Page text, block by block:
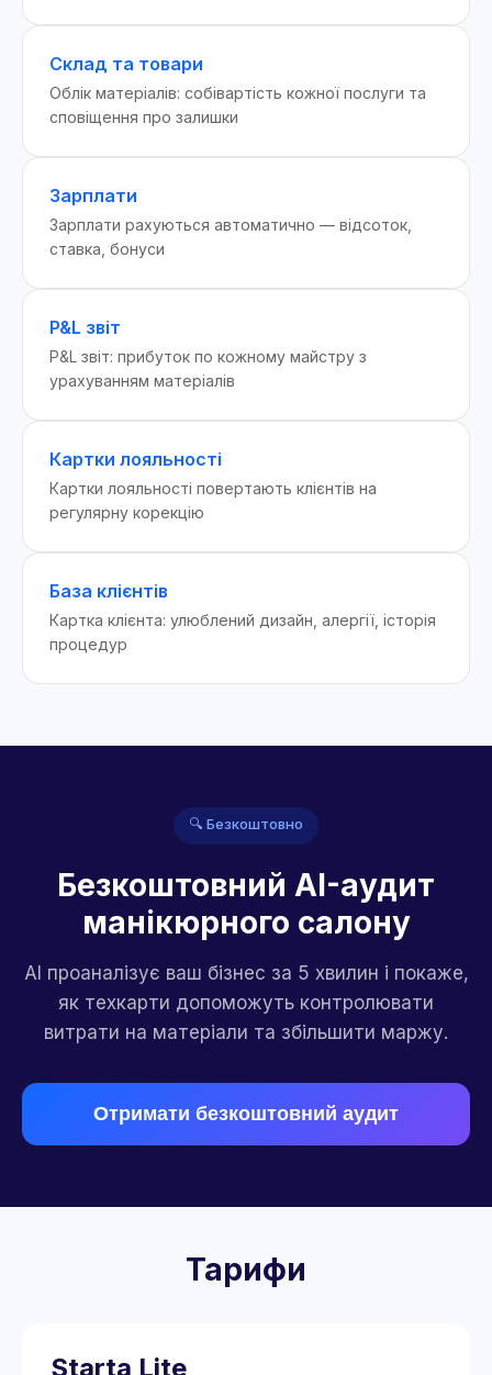
Склад та товари
Облік матеріалів: собівартість кожної послуги та
сповіщення про залишки
Зарплати
Зарплати рахуються автоматично — відсоток,
ставка, бонуси
P&L звіт
P&L звіт: прибуток по кожному майстру з
урахуванням матеріалів
Картки лояльності
Картки лояльності повертають клієнтів на
регулярну корекцію
База клієнтів
Картка клієнта: улюблений дизайн, алергії, історія
процедур
🔍 Безкоштовно
Безкоштовний AI-аудит
манікюрного салону
AI проаналізує ваш бізнес за 5 хвилин і покаже,
як техкарти допоможуть контролювати
витрати на матеріали та збільшити маржу.
Отримати безкоштовний аудит
Тарифи
Starta Lite